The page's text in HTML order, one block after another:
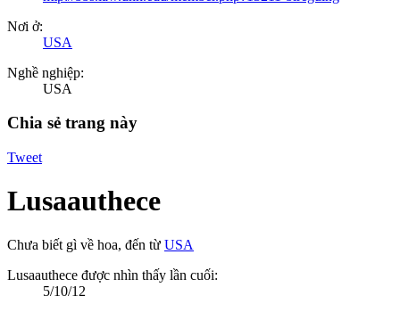
Nơi ở:
USA
Nghề nghiệp:
USA
Chia sẻ trang này
Tweet
Lusaauthece
Chưa biết gì về hoa, đến từ USA
Lusaauthece được nhìn thấy lần cuối:
5/10/12